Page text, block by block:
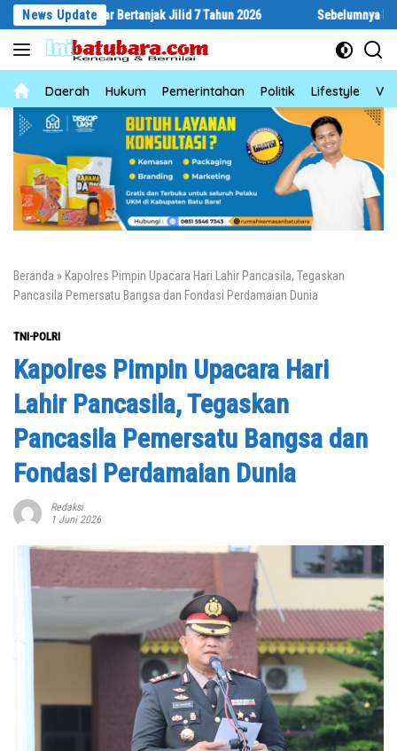
Langsung
konten
News Update
Bertanjak Jilid 7 Tahun 2026 Sebelumnya Berlantaikan
NewsDaerah Hukum Pemerintahan Politik Lifestyle
Beranda » Kapolres Pimpin Upacara Hari Lahir Pancasila, Tegaskan
Pancasila Pemersatu Bangsa dan Fondasi Perdamaian Dunia
TNI-POLRI
Kapolres Pimpin Upacara Hari
Lahir Pancasila, Tegaskan
Pancasila Pemersatu Bangsa dan
Fondasi Perdamaian Dunia
Redaksi
1 Juni 2026